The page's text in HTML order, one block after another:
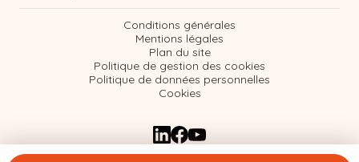
Conditions générales
Mentions légales
Plan du site
Politique de gestion des cookies
Politique de données personnelles
Cookies